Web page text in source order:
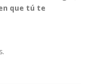
que tú te